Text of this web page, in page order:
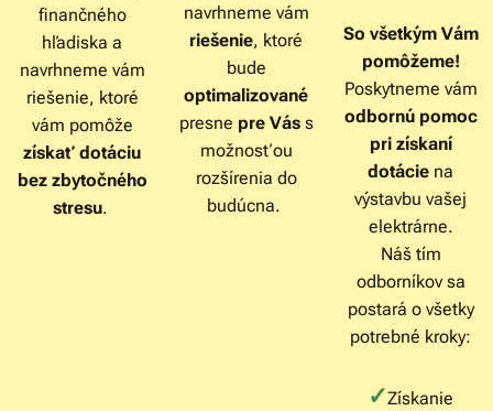
finančného
hľadiska a
navrhneme vám
riešenie, ktoré
vám pomôže
získať dotáciu
bez zbytočného
stresu.
navrhneme vám
riešenie, ktoré
bude
optimalizované
presne pre Váss
možnosťou
rozšírenia do
budúcna.
So všetkým Vám
pomôžeme!
Poskytneme vám
odbornú pomoc
pri získaní
dotácie na
výstavbu vašej
elektrárne.
Náš tím
odborníkov sa
postará o všetky
potrebné kroky:
✓Získanie